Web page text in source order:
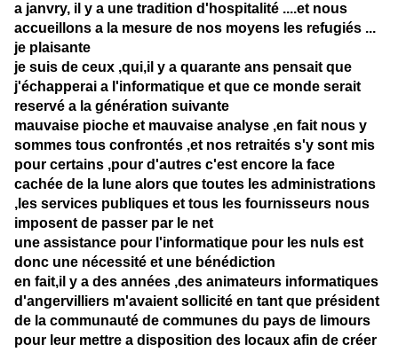
a janvry, il y a une tradition d'hospitalité ....et nous
accueillons a la mesure de nos moyens les refugiés ...
je plaisante
je suis de ceux ,qui,il y a quarante ans pensait que
j'échapperai a l'informatique et que ce monde serait
reservé a la génération suivante
mauvaise pioche et mauvaise analyse ,en fait nous y
sommes tous confrontés ,et nos retraités s'y sont mis
pour certains ,pour d'autres c'est encore la face
cachée de la lune alors que toutes les administrations
,les services publiques et tous les fournisseurs nous
imposent de passer par le net
une assistance pour l'informatique pour les nuls est
donc une nécessité et une bénédiction
en fait,il y a des années ,des animateurs informatiques
d'angervilliers m'avaient sollicité en tant que président
de la communauté de communes du pays de limours
pour leur mettre a disposition des locaux afin de créer